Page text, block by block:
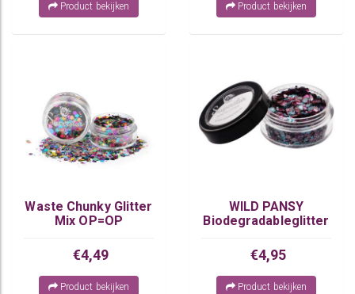
Product bekijken Product bekijken
Waste Chunky Glitter
Mix OP=OP
€4,49
Product bekijken
WILD PANSY
Biodegradableglitter
€4,95
Product bekijken